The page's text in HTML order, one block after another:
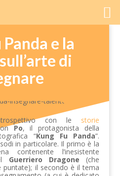
e la
di
con le storie
Po, il protagonista della
“Kung Fu Panda”.
in particolare. Il primo è la
contenente l’inesistente
Guerriero Dragone (che
il secondo è il tema